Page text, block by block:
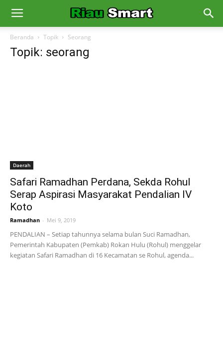
Beranda Topik Seorang
Topik: seorang
Daerah
Safari Ramadhan Perdana, Sekda Rohul
Serap Aspirasi Masyarakat Pendalian IV
Koto
Ramadhan - Mei 9, 2019
PENDALIAN – Setiap tahunnya selama bulan Suci Ramadhan,
Pemerintah Kabupaten (Pemkab) Rokan Hulu (Rohul) menggelar
kegiatan Safari Ramadhan di 16 Kecamatan se Rohul, agenda...